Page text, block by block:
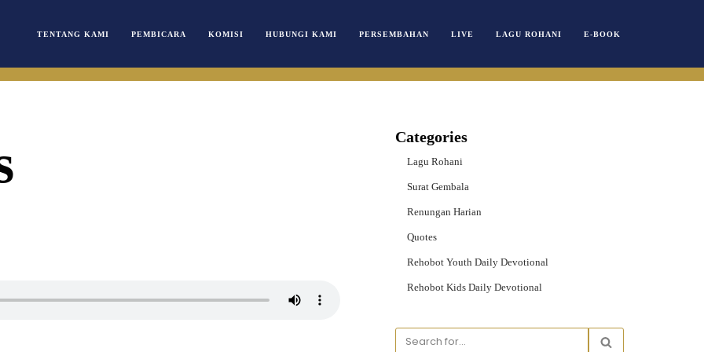
TENTANG KAMI PEMBICARA KOMISI HUBUNGI KAMI PERSEMBAHAN LIVE LAGU ROHANI E-BOOK
Categories
Lagu Rohani
Surat Gembala
Renungan Harian
Quotes
Rehobot Youth Daily Devotional
Rehobot Kids Daily Devotional